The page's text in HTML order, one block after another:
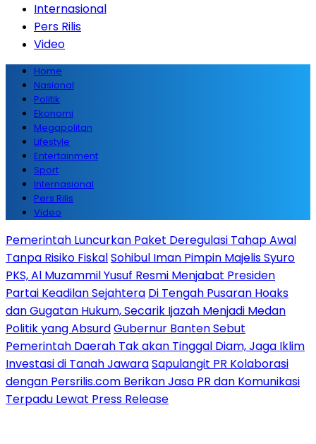
Internasional
Pers Rilis
Video
Home
Nasional
Politik
Ekonomi
Megapolitan
Lifestyle
Entertainment
Sport
Internasional
Pers Rilis
Video
Pemerintah Luncurkan Paket Deregulasi Tahap Awal
Tanpa Risiko FiskalSohibul Iman Pimpin Majelis Syuro
PKS, Al Muzammil Yusuf Resmi Menjabat Presiden
Partai Keadilan Sejahtera Di Tengah Pusaran Hoaks
dan Gugatan Hukum, Secarik Ijazah Menjadi Medan
Politik yang AbsurdGubernur Banten Sebut
Pemerintah Daerah Tak akan Tinggal Diam, Jaga Iklim
Investasi di Tanah JawaraSapulangit PR Kolaborasi
dengan Persrilis.com Berikan Jasa PR dan Komunikasi
Terpadu Lewat Press Release